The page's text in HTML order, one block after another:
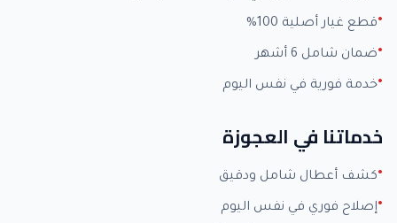
قطع غيار أصلية 100%
ضمان شامل 6 أشهر
خدمة فورية في نفس اليوم
خدماتنا في العجوزة
كشف أعطال شامل ودقيق
إصلاح فوري في نفس اليوم